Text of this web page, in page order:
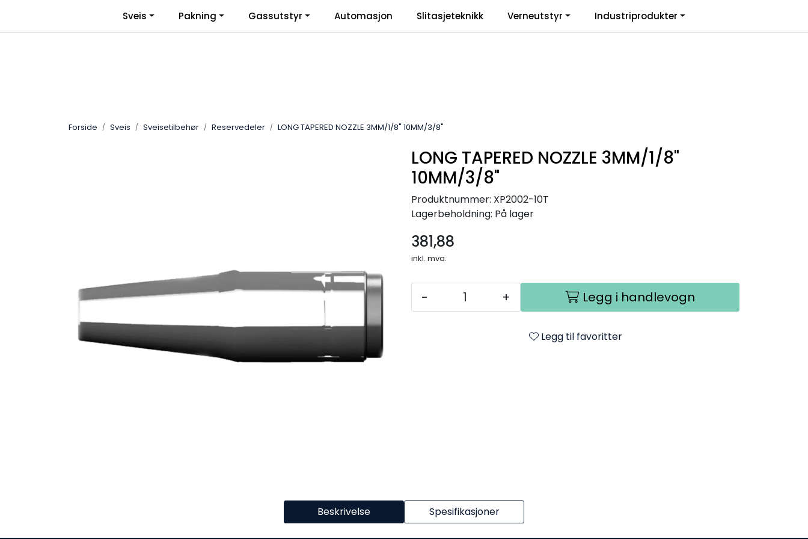
| Bli Bedriftskunde inkl. mva. Informasjon Favoritter
Sveis Pakning Gassutstyr Automasjon Slitasjeteknikk Verneutstyr Industriprodukter
Forside Sveis Sveisetilbehør Reservedeler LONG TAPERED NOZZLE 3MM/1/8" 10MM/3/8"
LONG TAPERED NOZZLE 3MM/1/8"
10MM/3/8"
Produktnummer: XP2002-10T
Lagerbeholdning: På lager
381,88
inkl. mva.
- + Legg i handlevogn
Legg til favoritter
Beskrivelse Spesifikasjoner